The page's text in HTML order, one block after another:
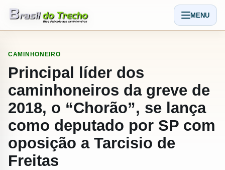
Abrir
MENU
CAMINHONEIRO
Principal líder dos
caminhoneiros da greve de
2018, o “Chorão”, se lança
como deputado por SP com
oposição a Tarcisio de
Freitas